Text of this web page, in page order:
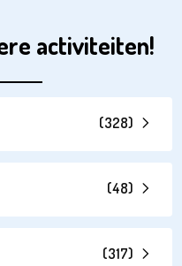
activiteiten!
(328)
(48)
(317)